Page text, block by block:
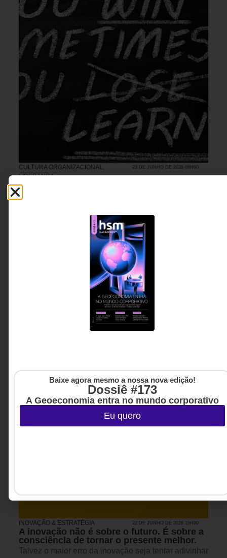
CULTURA ORGANIZACIONAL,
LIDERANÇA
23 DE JUNHO DE 2026 08H00
A importância do erro, do desconforto e da
frustração no processo de aprendizagem
penalizam o erro, este artigo revela um paradoxo
central: sem espaço para frustração e aprendizado,
equipes deixam de evoluir, e a transformação que se
busca nunca acontece de fato.
Bruno Padredi - Fundador e
4 MINUTOS MIN DE LEITURA
INOVAÇÃO & ESTRATÉGIA 22 DE JUNHO DE 2026 15H00
A inovação não é sobre o futuro. É sobre a
consciência de tornar o presente melhor.
Talvez o maior erro da inovação seja tentar adivinhar
Baixe agora mesmo a nossa nova edição!
Dossiê #173
A Geoeconomia entra no mundo corporativo
Eu quero